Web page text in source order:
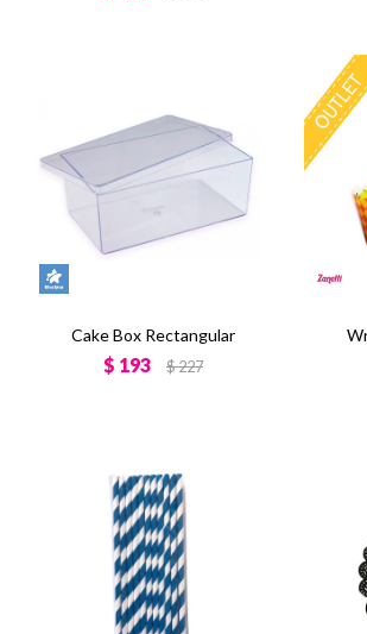
Cake Box Rectangular
$ 193 $227